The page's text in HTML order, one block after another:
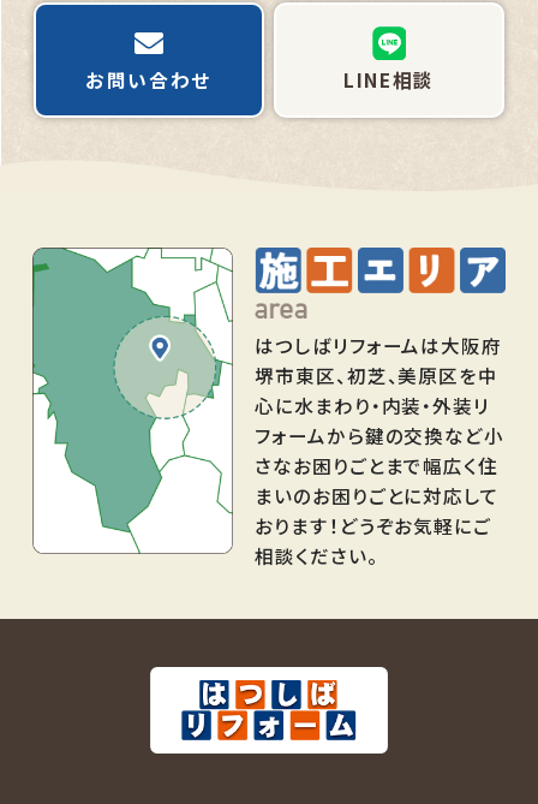
お問い合わせ LINE相談
はつしばリフォームは大阪府
堺市東区、初芝、美原区を中
心に水まわり・内装・外装リ
フォームから鍵の交換など小
さなお困りごとまで幅広く住
まいのお困りごとに対応して
おります！どうぞお気軽にご
相談ください。